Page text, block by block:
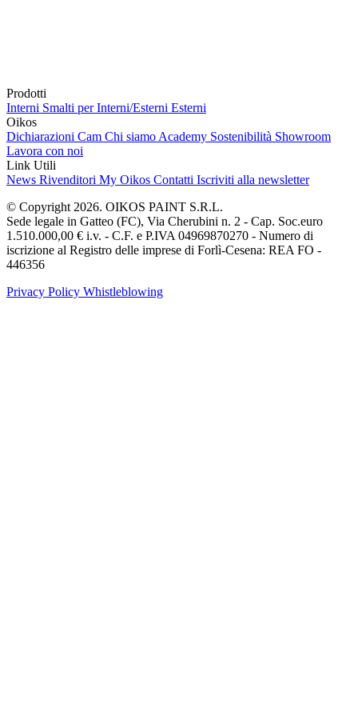
Prodotti
Interni Smalti per Interni/Esterni Esterni
Oikos
Dichiarazioni Cam Chi siamo Academy Sostenibilità Showroom
Lavora con noi
Link Utili
News Rivenditori My Oikos Contatti Iscriviti alla newsletter
© Copyright 2026. OIKOS PAINT S.R.L.
Sede legale in Gatteo (FC), Via Cherubini n. 2 - Cap. Soc.euro
1.510.000,00 € i.v. - C.F. e P.IVA 04969870270 - Numero di
iscrizione al Registro delle imprese di Forlì-Cesena: REA FO -
446356
Privacy Policy Whistleblowing